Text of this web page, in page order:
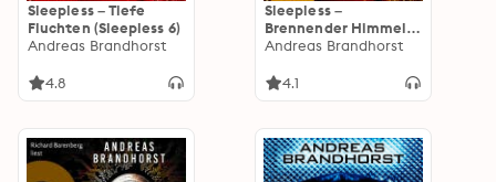
Sleepless – Tiefe
Fluchten (Sleepless 6)
Andreas Brandhorst
4.8
Sleepless –
Brennender Himmel
(Sleepless 7)
Andreas Brandhorst
4.1